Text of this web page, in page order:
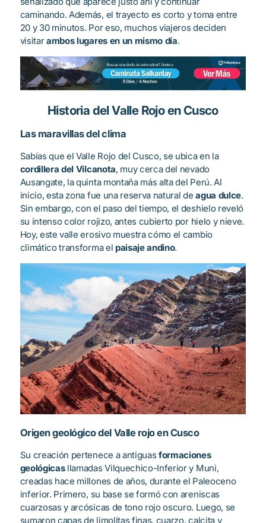
caminando. Además, el trayecto es corto y toma entre
20 y 30 minutos. Por eso, muchos viajeros deciden
visitarambos lugares en un mismo día.
Historia del Valle Rojo en Cusco
Las maravillas del clima
Sabías que el Valle Rojo del Cusco, se ubica en la
cordillera del Vilcanota, muy cerca del nevado
Ausangate, la quinta montaña más alta del Perú. Al
inicio, esta zona fue una reserva natural deagua dulce.
Sin embargo, con el paso del tiempo, el deshielo reveló
su intenso color rojizo, antes cubierto por hielo y nieve.
Hoy, este valle erosivo muestra cómo el cambio
climático transforma el paisaje andino.
Origen geológico del Valle rojo en Cusco
Su creación pertenece a antiguasformaciones
geológicasllamadas Vilquechico-Inferior y Muni,
creadas hace millones de años, durante el Paleoceno
inferior. Primero, su base se formó con areniscas
cuarzosas y arcósicas de tono rojo oscuro. Luego, se
sumaron capas de limolitas finas, cuarzo, calcita y